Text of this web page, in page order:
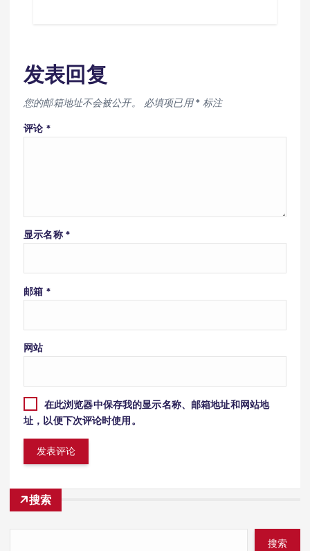
发表回复
您的邮箱地址不会被公开。 必填项已用* 标注
评论 *
显示名称 *
邮箱 *
网站
在此浏览器中保存我的显示名称、邮箱地址和网站地
址，以便下次评论时使用。
搜索
搜索